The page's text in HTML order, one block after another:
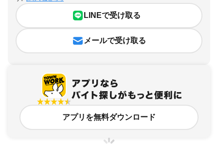
LINEで受け取る
メールで受け取る
アプリを無料ダウンロード